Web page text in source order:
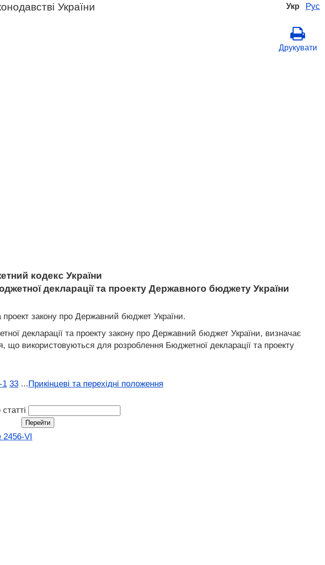
Укр Рус
України
Друкувати
кодекс України
декларації та проекту Державного бюджету України
проект закону про Державний бюджет України.
декларації та проекту закону про Державний бюджет України, визначає
що використовуються для розроблення Бюджетної декларації та проекту
33 ...Прикінцеві та перехідні положення
2456-VI